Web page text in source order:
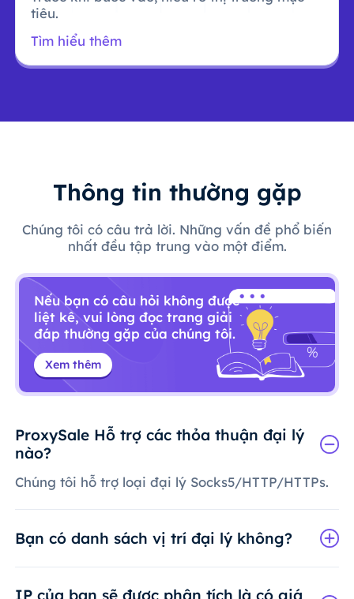
tiêu.
Tìm hiểu thêm
Thông tin thường gặp
Chúng tôi có câu trả lời. Những vấn đề phổ biến
nhất đều tập trung vào một điểm.
Nếu bạn có câu hỏi không được
liệt kê, vui lòng đọc trang giải
đáp thường gặp của chúng tôi.
Xem thêm
ProxySale Hỗ trợ các thỏa thuận đại lý
nào?
Chúng tôi hỗ trợ loại đại lý Socks5/HTTP/HTTPs.
Bạn có danh sách vị trí đại lý không?
IP của bạn sẽ được phân tích là có giá